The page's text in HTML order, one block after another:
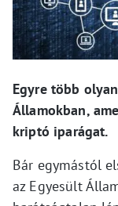
Egyre több
Államokban,
kriptó iparágat.
Bár egymástól
az Egyesült